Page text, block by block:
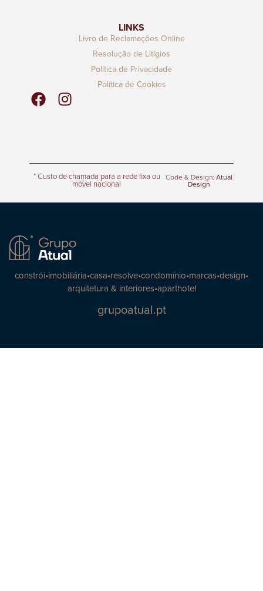
LINKS
Livro de Reclamações Online
Resolução de Litígios
Política de Privacidade
Política de Cookies
* Custo de chamada para a rede fixa ou
móvel nacional
Code & Design: Atual
Design
constrói•imobiliária•casa•resolve•condomínio•marcas•design•
arquitetura & interiores•aparthotel
grupoatual.pt